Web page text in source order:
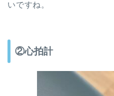
いですね。
②心拍計